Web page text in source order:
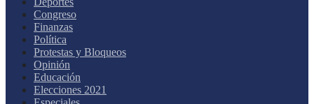
Congreso
Finanzas
Política
Protestas y Bloqueos
Opinión
Educación
Elecciones 2021